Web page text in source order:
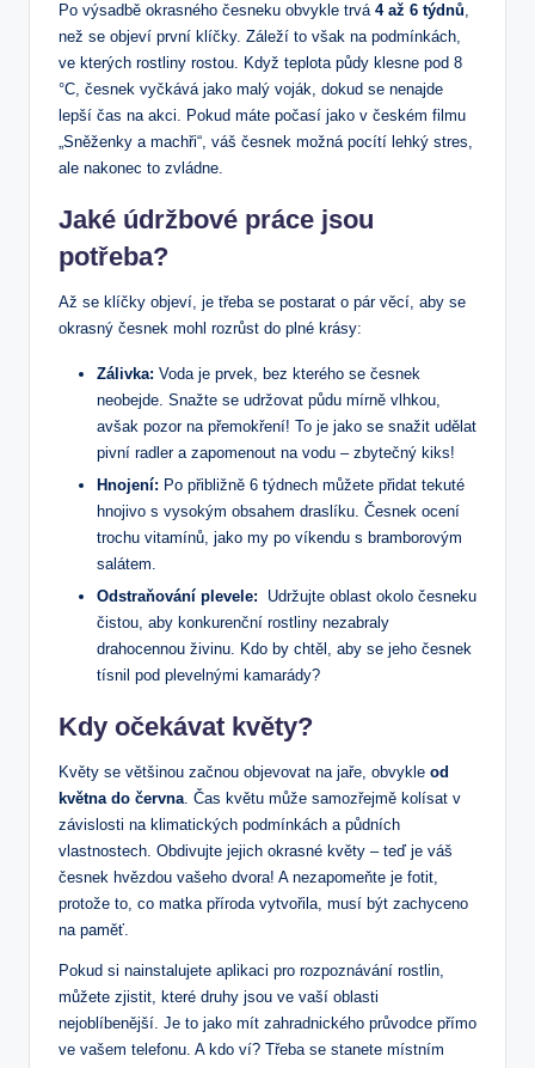
Po výsadbě okrasného česneku obvykle​ trvá 4 až 6 týdnů,
než se⁣ objeví první klíčky.⁤ Záleží​ to však na podmínkách,
ve ⁢kterých rostliny rostou. Když teplota půdy klesne pod 8⁤
°C, česnek vyčkává jako malý voják, dokud se ⁤nenajde
lepší čas na akci. Pokud máte počasí jako v českém filmu
„Sněženky a‍ machři“, váš česnek možná​ pocítí lehký stres,
ale nakonec ‌to zvládne.
Jaké údržbové práce jsou
potřeba?
Až‍ se klíčky objeví,⁣ je‍ třeba se postarat o pár věcí, aby se
okrasný česnek‍ mohl ⁢rozrůst do plné krásy:
Zálivka: Voda‍ je prvek,‌ bez kterého se‌ česnek
neobejde. Snažte se udržovat půdu mírně vlhkou,
avšak pozor na přemokření! To je jako se snažit udělat
pivní radler a zapomenout na vodu – zbytečný kiks!
Hnojení: Po přibližně 6 týdnech můžete přidat tekuté
hnojivo‍ s vysokým obsahem draslíku. Česnek⁣ ocení
trochu vitamínů, jako my po víkendu s bramborovým
salátem.
Odstraňování plevele: ‍ Udržujte oblast okolo česneku
‌čistou, aby konkurenční rostliny ⁤nezabraly
drahocennou ⁢živinu. Kdo by⁤ chtěl, aby ‍se jeho česnek
tísnil pod plevelnými kamarády?
Kdy očekávat‍ květy?
Květy se‍ většinou začnou objevovat na jaře, obvykle od
května⁢ do⁣ června. Čas květu může ⁢samozřejmě kolísat ⁣v
závislosti na klimatických podmínkách a půdních⁤
vlastnostech. Obdivujte jejich okrasné ‍květy – teď je váš
česnek hvězdou vašeho dvora! A nezapomeňte je fotit,
protože to, ⁣co matka příroda vytvořila,⁢ musí být zachyceno
na paměť.
Pokud si nainstalujete aplikaci pro rozpoznávání rostlin,
můžete zjistit, které druhy jsou ve ‌vaší oblasti
nejoblíbenější. ‍Je to ‍jako mít zahradnického⁢ průvodce přímo
ve vašem telefonu. A kdo ví? Třeba​ se stanete místním